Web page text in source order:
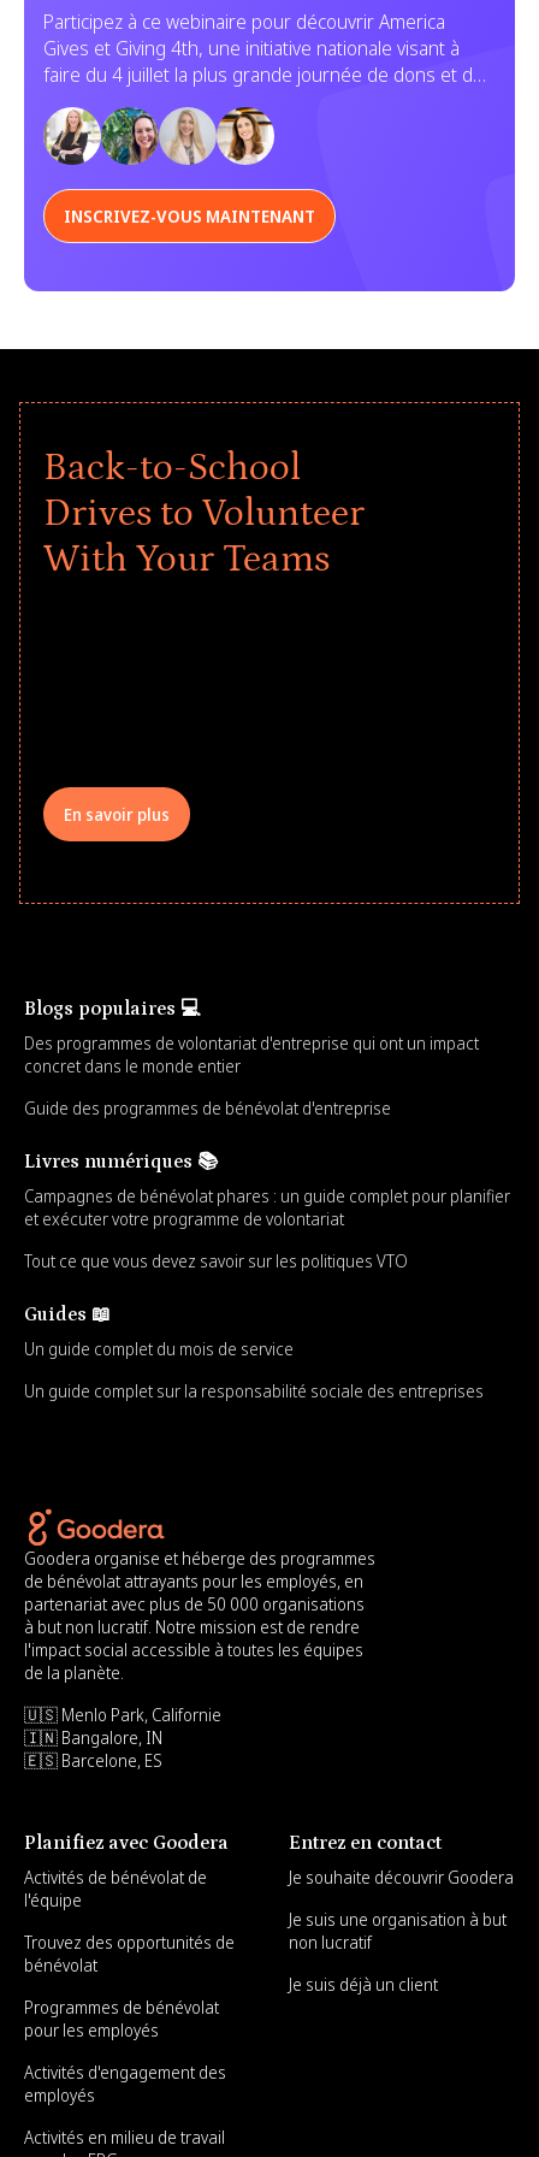
dons et de services
Participez à ce webinaire pour découvrir America
Gives et Giving 4th, une initiative nationale visant à
faire du 4 juillet la plus grande journée de dons et de
bénévolat de l'histoire des États-Unis. Découvrez
comment votre organisation peut s'impliquer.
INSCRIVEZ-VOUS MAINTENANT
Back-to-School
Drives to Volunteer
With Your Teams
En savoir plus
Blogs populaires 💻
Des programmes de volontariat d'entreprise qui ont un impact
concret dans le monde entier
Guide des programmes de bénévolat d'entreprise
Livres numériques 📚
Campagnes de bénévolat phares : un guide complet pour planifier
et exécuter votre programme de volontariat
Tout ce que vous devez savoir sur les politiques VTO
Guides 📖
Un guide complet du mois de service
Un guide complet sur la responsabilité sociale des entreprises
Goodera organise et héberge des programmes
de bénévolat attrayants pour les employés, en
partenariat avec plus de 50 000 organisations
à but non lucratif. Notre mission est de rendre
l'impact social accessible à toutes les équipes
de la planète.
🇺🇸 Menlo Park, Californie
🇮🇳 Bangalore, IN
🇪🇸 Barcelone, ES
Planifiez avec Goodera
Activités de bénévolat de
l'équipe
Trouvez des opportunités de
bénévolat
Programmes de bénévolat
pour les employés
Activités d'engagement des
employés
Activités en milieu de travail
Entrez en contact
Je souhaite découvrir Goodera
Je suis une organisation à but
non lucratif
Je suis déjà un client